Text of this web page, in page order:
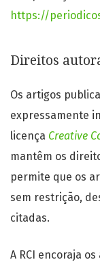
https://
Direitos
Os artigos
expressamente
licença Creative
mantêm os
permite que os
sem restrição,
citadas.
A RCI encoraja